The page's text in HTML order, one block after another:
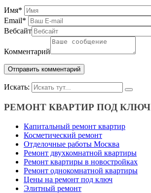
Имя*
Email*
Вебсайт
Комментарий
Искать:
РЕМОНТ КВАРТИР ПОД КЛЮЧ
Капитальный ремонт квартир
Косметический ремонт
Отделочные работы Москва
Ремонт двухкомнатной квартиры
Ремонт квартиры в новостройках
Ремонт однокомнатной квартиры
Цены на ремонт под ключ
Элитный ремонт